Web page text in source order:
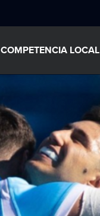
COMPETENCIA LOCAL